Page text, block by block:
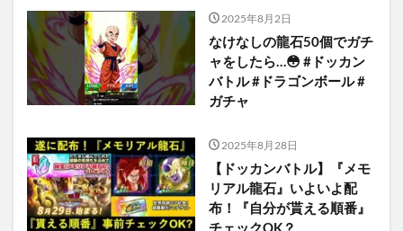
2025年8月2日
なけなしの龍石50個でガチ
ャをしたら…😳 #ドッカン
バトル #ドラゴンボール #
ガチャ
2025年8月28日
【ドッカンバトル】『メモ
リアル龍石』いよいよ配
布！『自分が貰える順番』
チェックOK？